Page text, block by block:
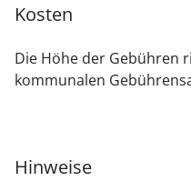
Kosten
Die Höhe der Gebühren
kommunalen
Hinweise